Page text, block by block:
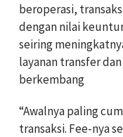
beroperasi,
dengan nilai
seiring
layanan transfer
berkembang
“Awalnya paling
transaksi. Fee-nya